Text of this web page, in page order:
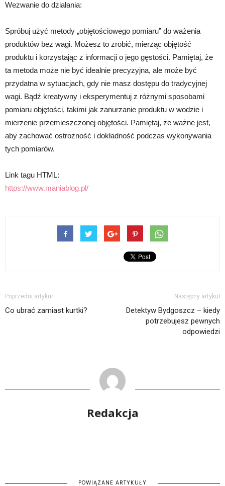
Wezwanie do działania:
Spróbuj użyć metody „objętościowego pomiaru” do ważenia
produktów bez wagi. Możesz to zrobić, mierząc objętość
produktu i korzystając z informacji o jego gęstości. Pamiętaj, że
ta metoda może nie być idealnie precyzyjna, ale może być
przydatna w sytuacjach, gdy nie masz dostępu do tradycyjnej
wagi. Bądź kreatywny i eksperymentuj z różnymi sposobami
pomiaru objętości, takimi jak zanurzanie produktu w wodzie i
mierzenie przemieszczonej objętości. Pamiętaj, że ważne jest,
aby zachować ostrożność i dokładność podczas wykonywania
tych pomiarów.
Link tagu HTML:
https://www.maniablog.pl/
Poprzedni artykuł
Co ubrać zamiast kurtki?
Następny artykuł
Detektyw Bydgoszcz – kiedy
potrzebujesz pewnych
odpowiedzi
Redakcja
POWIĄZANE ARTYKUŁY